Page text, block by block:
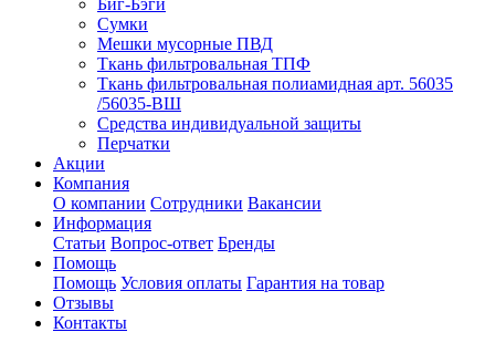
Биг-Бэги
Сумки
Мешки мусорные ПВД
Ткань фильтровальная ТПФ
Ткань фильтровальная полиамидная арт. 56035
/56035-ВШ
Средства индивидуальной защиты
Перчатки
Акции
Компания
О компании Сотрудники Вакансии
Информация
Статьи Вопрос-ответ Бренды
Помощь
Помощь Условия оплаты Гарантия на товар
Отзывы
Контакты